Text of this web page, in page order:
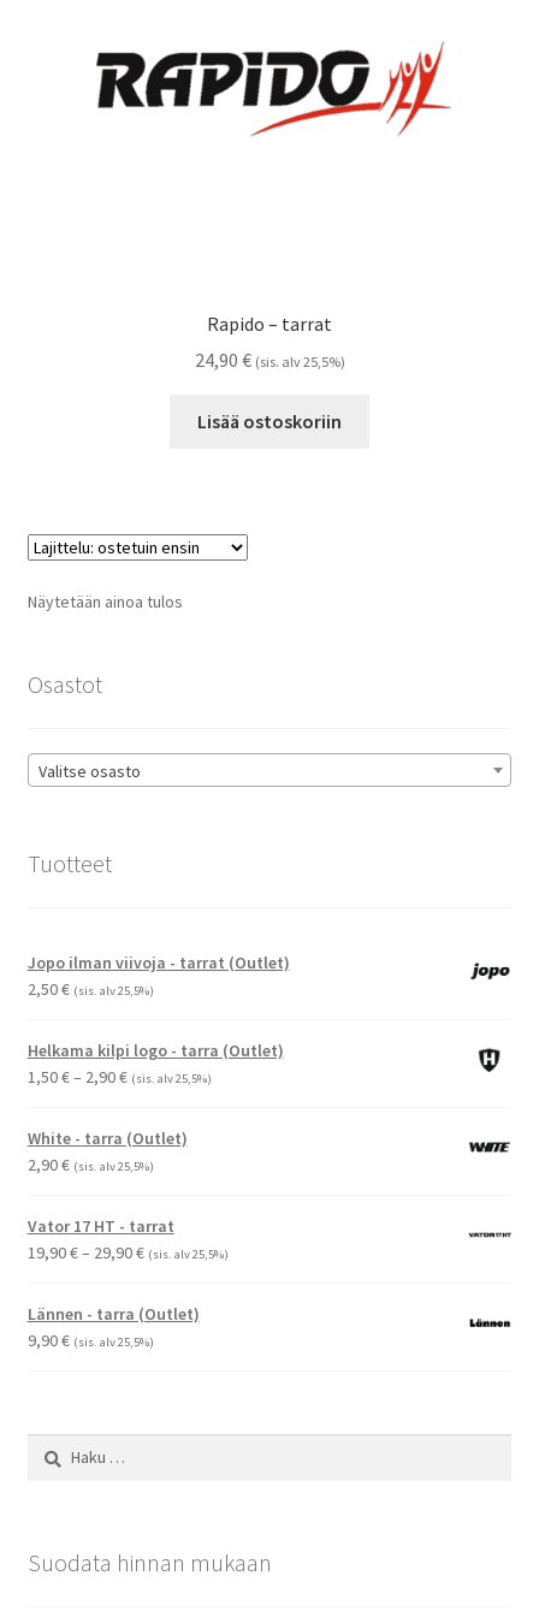
Silityskuvioiden kiinnitysohjeet
Rapido – tarrat
24,90 € (sis. alv 25,5%)
Lisää ostoskoriin
Näytetään ainoa tulos
Osastot
Valitse osasto
Tuotteet
Jopo ilman viivoja - tarrat (Outlet)
2,50€ (sis. alv 25,5%)
Helkama kilpi logo - tarra (Outlet)
1,50€– 2,90€Hintaluokka:
-
2,90 €
(sis. alv 25,5%)
White - tarra (Outlet)
2,90€ (sis. alv 25,5%)
Vator 17 HT - tarrat
19,90€– 29,90€Hintaluokka:
-
29,90 €
(sis. alv 25,5%)
Lännen - tarra (Outlet)
9,90€ (sis. alv 25,5%)
Suodata hinnan mukaan